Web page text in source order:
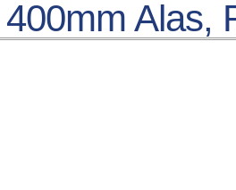
Alas,